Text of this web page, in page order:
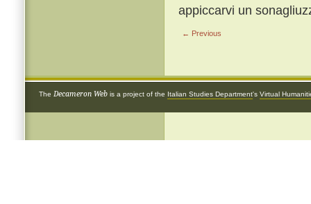
appiccarvi un
← Previous
The Decameron Web is a project of the Italian Studies Department's Virtual